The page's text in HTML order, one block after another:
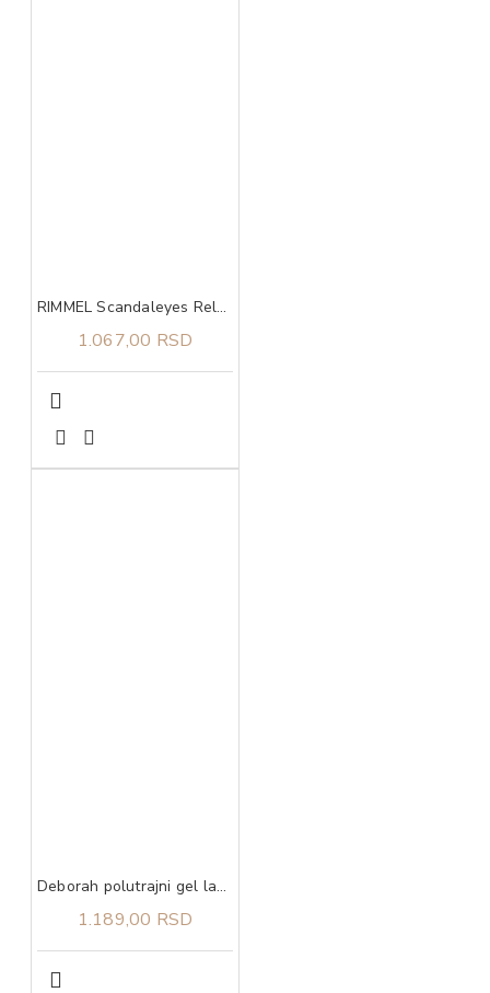
RIMMEL Scandaleyes Reloaded 001 Volume Maskara
1.067,00 RSD
Deborah polutrajni gel lak 23 4,5 ml
1.189,00 RSD